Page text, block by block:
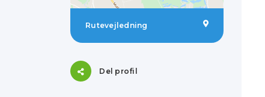
Rutevejledning
Del profil